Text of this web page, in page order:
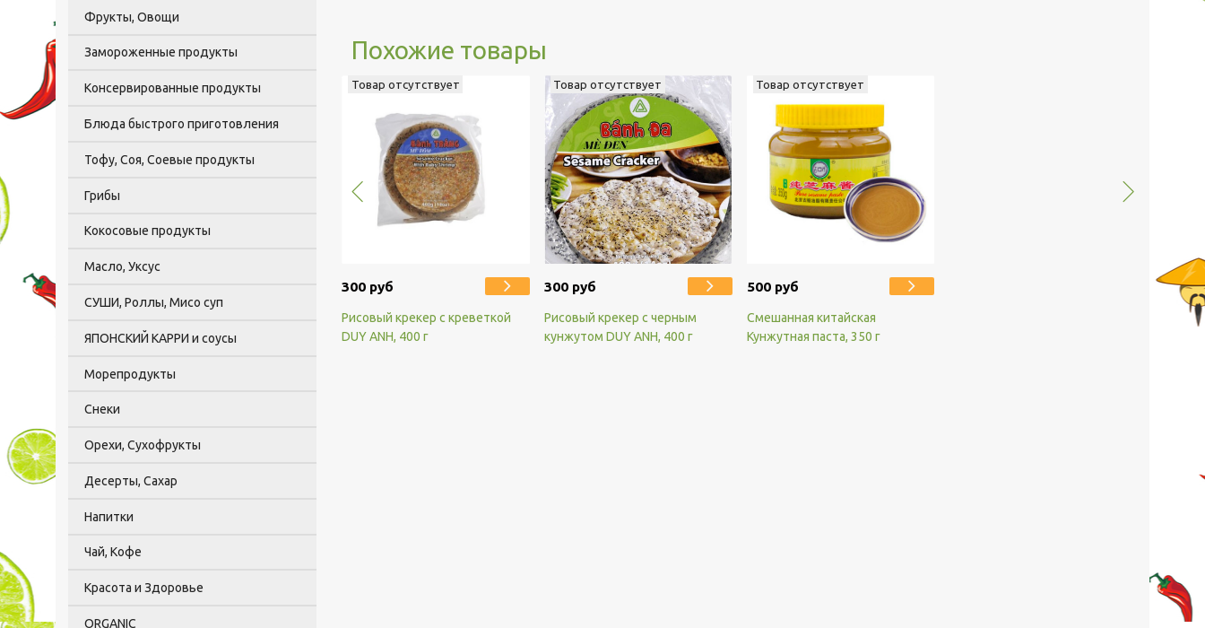
Похожие товары
Товар отсутствует
300 руб
Рисовый крекер с креветкой
DUY ANH, 400 г
Товар отсутствует
300 руб
Рисовый крекер с черным
кунжутом DUY ANH, 400 г
Товар отсутствует
500 руб
Смешанная китайская
Кунжутная паста, 350 г
Фрукты, Овощи
Замороженные продукты
Консервированные продукты
Блюда быстрого приготовления
Тофу, Соя, Соевые продукты
Грибы
Кокосовые продукты
Масло, Уксус
СУШИ, Роллы, Мисо суп
ЯПОНСКИЙ КАРРИ и соусы
Морепродукты
Снеки
Орехи, Сухофрукты
Десерты, Сахар
Напитки
Чай, Кофе
Красота и Здоровье
ORGANIC